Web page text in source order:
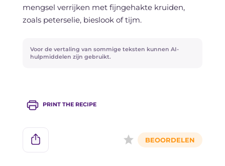
mengsel verrijken met fijngehakte kruiden,
zoals peterselie, bieslook of tijm.
Voor de vertaling van sommige teksten kunnen AI-
hulpmiddelen zijn gebruikt.
PRINT THE RECIPE